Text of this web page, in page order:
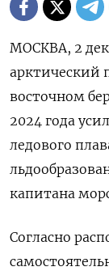
МОСКВА, 2
арктический
восточном
2024 года
ледового
капитана
Согласно